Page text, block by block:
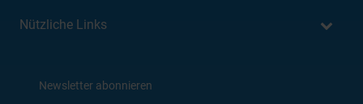
Nützliche Links
Newsletter abonnieren